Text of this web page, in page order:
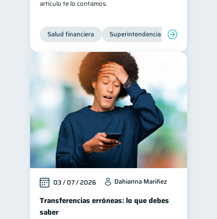
artículo te lo contamos.
Salud financiera Superintendencia de Bancos
03 / 07 / 2026 Dahianna Mariñez
Transferencias erróneas: lo que debes
saber